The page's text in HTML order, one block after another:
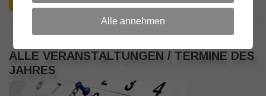
ALLE VERANSTALTUNGEN / TERMINE DES
JAHRES
Alle annehmen